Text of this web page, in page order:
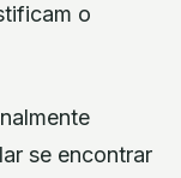
o
se encontrar